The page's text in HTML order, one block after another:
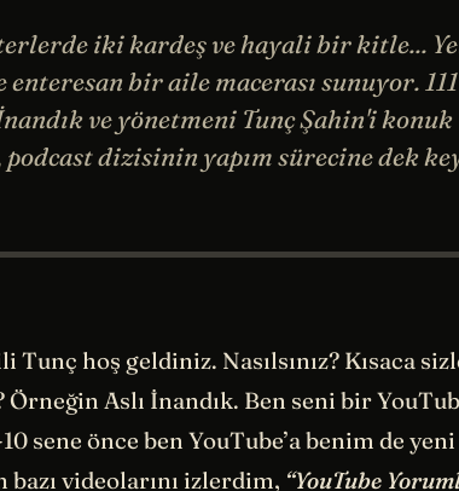
iki kardeş ve hayali bir kitle...
bir aile macerası sunuyor.
ve yönetmeni Tunç Şahin'i konuk
dizisinin yapım sürecine dek
Tunç hoş geldiniz. Nasılsınız? Kısaca
Aslı İnandık. Ben seni bir
sene önce ben YouTube’a benim de yeni
videolarını izlerdim, “YouTube